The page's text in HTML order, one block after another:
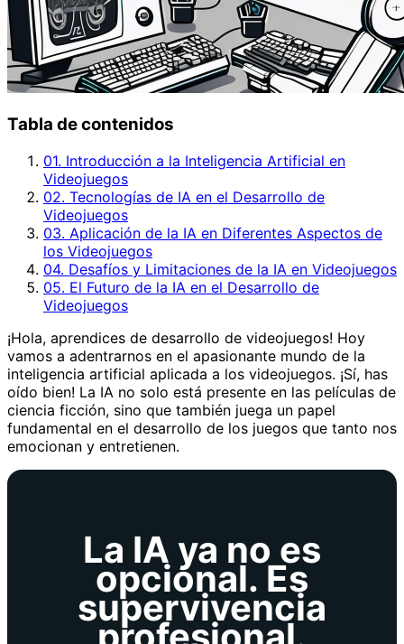
Tabla de contenidos
01. Introducción a la Inteligencia Artificial en
Videojuegos
02. Tecnologías de IA en el Desarrollo de
Videojuegos
03. Aplicación de la IA en Diferentes Aspectos de
los Videojuegos
04. Desafíos y Limitaciones de la IA en Videojuegos
05. El Futuro de la IA en el Desarrollo de
Videojuegos
¡Hola, aprendices de desarrollo de videojuegos! Hoy
vamos a adentrarnos en el apasionante mundo de la
inteligencia artificial aplicada a los videojuegos. ¡Sí, has
oído bien! La IA no solo está presente en las películas de
ciencia ficción, sino que también juega un papel
fundamental en el desarrollo de los juegos que tanto nos
emocionan y entretienen.
La IA ya no es
opcional. Es
supervivencia